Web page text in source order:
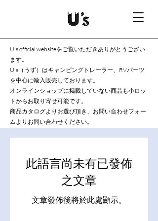
U's official websiteをご覧いただきありがとうござい
ます。
U's（うず）はキャンピングトレーラー、RVパーツ
を中心に輸入販売しております。
オンラインショップに掲載していない商品も小ロッ
トからお取り寄せ可能です。
商品カタログよりお選び頂き、お問い合わせフォー
ムよりお問い合わせください。
此語言尚未有已發佈
之文章
文章發佈後將於此處顯示。